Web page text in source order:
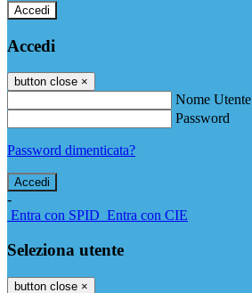
Accedi
Accedi
button close ×
Nome Utente
Password
Password dimenticata?
-
Entra con SPID Entra con CIE
Seleziona utente
button close ×